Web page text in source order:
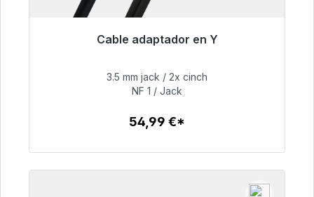
Cable adaptador en Y
Listo para envío inmediato, plazo de entrega
54,99 €
3.5 mm jack / 2x cinch
NF 1 / Jack
54,99 €*